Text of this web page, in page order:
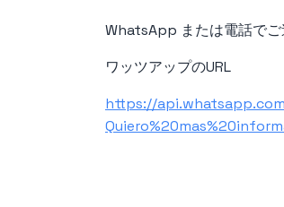
WhatsApp または電話でご
ワッツアップのURL
https://